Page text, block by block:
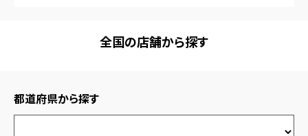
全国の店舗から探す
都道府県から探す